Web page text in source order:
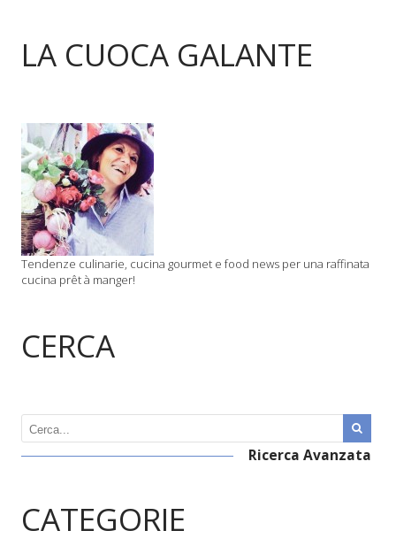
LA CUOCA GALANTE
Tendenze culinarie, cucina gourmet e food news per una raffinata
cucina prêt à manger!
CERCA
Ricerca Avanzata
CATEGORIE